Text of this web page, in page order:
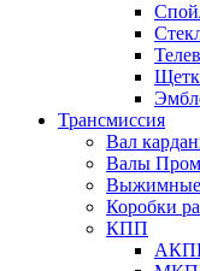
Трансмиссия
Вал
Валы
Коробки
КПП